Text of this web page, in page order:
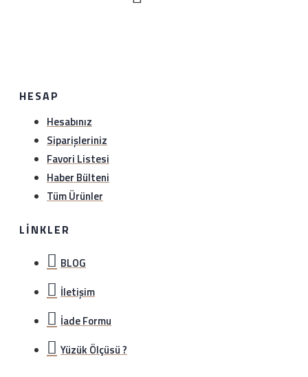
ile anlaşma numaramız üzerinden (1349297978)
HESAP
Hesabınız
Siparişleriniz
Favori Listesi
Haber Bülteni
Tüm Ürünler
LINKLER
BLOG
İletişim
İade Formu
Yüzük Ölçüsü ?